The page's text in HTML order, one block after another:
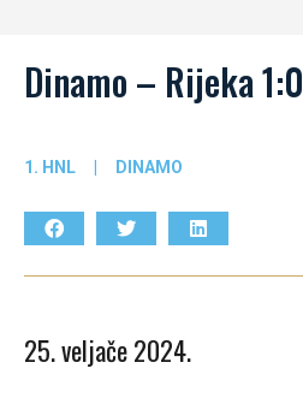
Dinamo – Rijeka 1:0
1. HNL | DINAMO
25. veljače 2024.